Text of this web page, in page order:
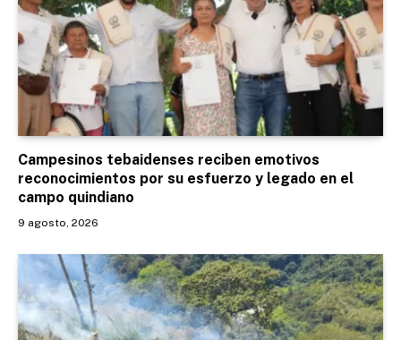
Campesinos tebaidenses reciben emotivos
reconocimientos por su esfuerzo y legado en el
campo quindiano
9 agosto, 2026